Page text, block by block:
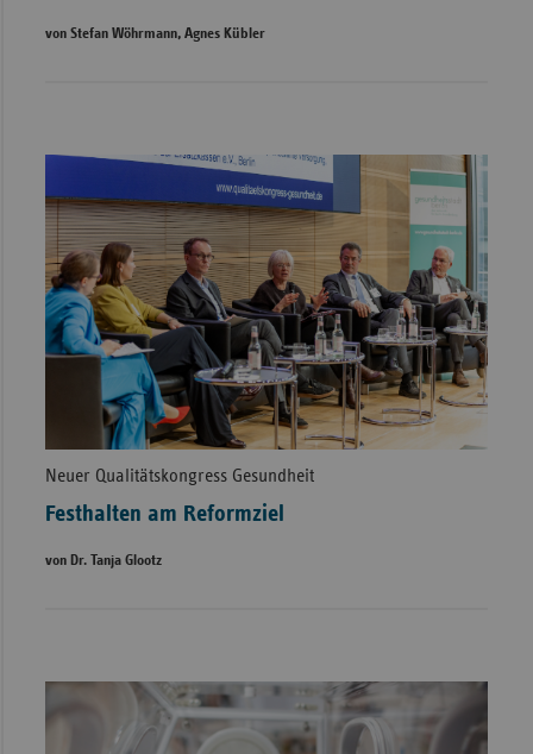
von Stefan Wöhrmann, Agnes Kübler
Neuer Qualitätskongress Gesundheit
Festhalten am Reformziel
von Dr. Tanja Glootz